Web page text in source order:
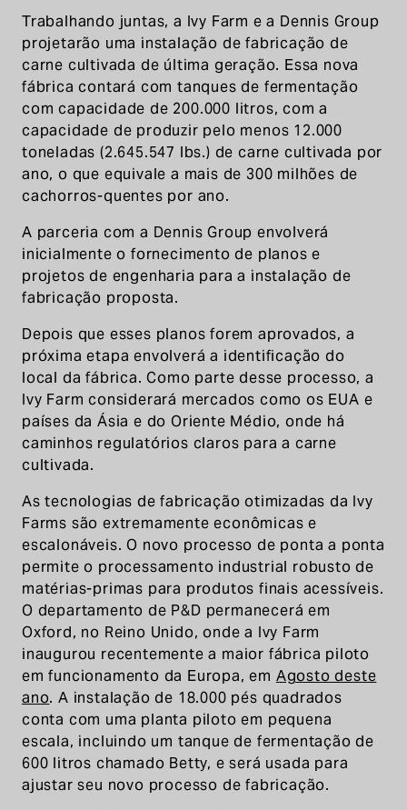
Trabalhando juntas, a Ivy Farm e a Dennis Group
projetarão uma instalação de fabricação de
carne cultivada de última geração. Essa nova
fábrica contará com tanques de fermentação
com capacidade de 200.000 litros, com a
capacidade de produzir pelo menos 12.000
toneladas (2.645.547 lbs.) de carne cultivada por
ano, o que equivale a mais de 300 milhões de
cachorros-quentes por ano.
A parceria com a Dennis Group envolverá
inicialmente o fornecimento de planos e
projetos de engenharia para a instalação de
fabricação proposta.
Depois que esses planos forem aprovados, a
próxima etapa envolverá a identificação do
local da fábrica. Como parte desse processo, a
Ivy Farm considerará mercados como os EUA e
países da Ásia e do Oriente Médio, onde há
caminhos regulatórios claros para a carne
cultivada.
As tecnologias de fabricação otimizadas da Ivy
Farms são extremamente econômicas e
escalonáveis. O novo processo de ponta a ponta
permite o processamento industrial robusto de
matérias-primas para produtos finais acessíveis.
O departamento de P&D permanecerá em
Oxford, no Reino Unido, onde a Ivy Farm
inaugurou recentemente a maior fábrica piloto
em funcionamento da Europa, em Agosto deste
ano. A instalação de 18.000 pés quadrados
conta com uma planta piloto em pequena
escala, incluindo um tanque de fermentação de
600 litros chamado Betty, e será usada para
ajustar seu novo processo de fabricação.